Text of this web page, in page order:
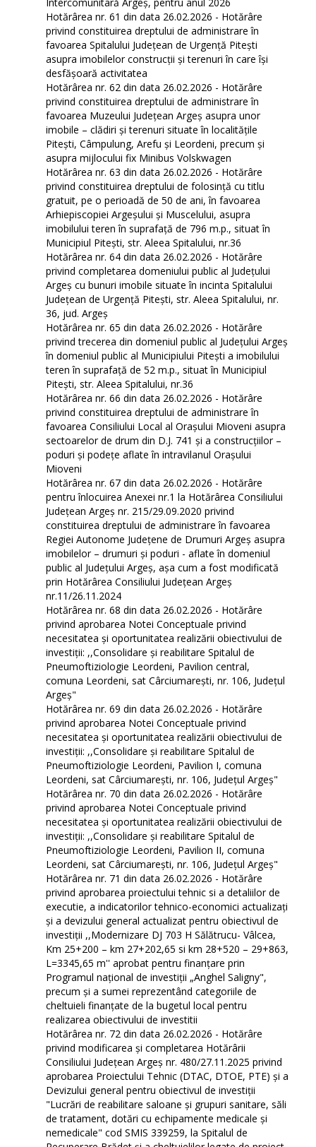
Hotărârea nr. 61 din data 26.02.2026 - Hotărâre
privind constituirea dreptului de administrare în
favoarea Spitalului Județean de Urgență Pitești
asupra imobilelor construcții și terenuri în care își
desfășoară activitatea
Hotărârea nr. 62 din data 26.02.2026 - Hotărâre
privind constituirea dreptului de administrare în
favoarea Muzeului Județean Argeș asupra unor
imobile – clădiri și terenuri situate în localitățile
Pitești, Câmpulung, Arefu și Leordeni, precum și
asupra mijlocului fix Minibus Volskwagen
Hotărârea nr. 63 din data 26.02.2026 - Hotărâre
privind constituirea dreptului de folosință cu titlu
gratuit, pe o perioadă de 50 de ani, în favoarea
Arhiepiscopiei Argeșului și Muscelului, asupra
imobilului teren în suprafață de 796 m.p., situat în
Municipiul Pitești, str. Aleea Spitalului, nr.36
Hotărârea nr. 64 din data 26.02.2026 - Hotărâre
privind completarea domeniului public al Judeţului
Argeş cu bunuri imobile situate în incinta Spitalului
Județean de Urgență Pitești, str. Aleea Spitalului, nr.
36, jud. Argeș
Hotărârea nr. 65 din data 26.02.2026 - Hotărâre
privind trecerea din domeniul public al Judeţului Argeş
în domeniul public al Municipiului Pitești a imobilului
teren în suprafață de 52 m.p., situat în Municipiul
Pitești, str. Aleea Spitalului, nr.36
Hotărârea nr. 66 din data 26.02.2026 - Hotărâre
privind constituirea dreptului de administrare în
favoarea Consiliului Local al Orașului Mioveni asupra
sectoarelor de drum din D.J. 741 și a construcțiilor –
poduri și podețe aflate în intravilanul Orașului
Mioveni
Hotărârea nr. 67 din data 26.02.2026 - Hotărâre
pentru înlocuirea Anexei nr.1 la Hotărârea Consiliului
Județean Argeș nr. 215/29.09.2020 privind
constituirea dreptului de administrare în favoarea
Regiei Autonome Judeţene de Drumuri Argeş asupra
imobilelor – drumuri şi poduri - aflate în domeniul
public al Judeţului Argeş, așa cum a fost modificată
prin Hotărârea Consiliului Județean Argeș
nr.11/26.11.2024
Hotărârea nr. 68 din data 26.02.2026 - Hotărâre
privind aprobarea Notei Conceptuale privind
necesitatea și oportunitatea realizării obiectivului de
investiții: ,,Consolidare și reabilitare Spitalul de
Pneumoftiziologie Leordeni, Pavilion central,
comuna Leordeni, sat Cârciumarești, nr. 106, Județul
Argeș"
Hotărârea nr. 69 din data 26.02.2026 - Hotărâre
privind aprobarea Notei Conceptuale privind
necesitatea și oportunitatea realizării obiectivului de
investiții: ,,Consolidare și reabilitare Spitalul de
Pneumoftiziologie Leordeni, Pavilion I, comuna
Leordeni, sat Cârciumarești, nr. 106, Județul Argeș"
Hotărârea nr. 70 din data 26.02.2026 - Hotărâre
privind aprobarea Notei Conceptuale privind
necesitatea și oportunitatea realizării obiectivului de
investiții: ,,Consolidare și reabilitare Spitalul de
Pneumoftiziologie Leordeni, Pavilion II, comuna
Leordeni, sat Cârciumarești, nr. 106, Județul Argeș"
Hotărârea nr. 71 din data 26.02.2026 - Hotărâre
privind aprobarea proiectului tehnic si a detaliilor de
executie, a indicatorilor tehnico-economici actualizaţi
și a devizului general actualizat pentru obiectivul de
investiții ,,Modernizare DJ 703 H Sălătrucu- Vâlcea,
Km 25+200 – km 27+202,65 si km 28+520 – 29+863,
L=3345,65 m'' aprobat pentru finanțare prin
Programul național de investiții „Anghel Saligny",
precum și a sumei reprezentând categoriile de
cheltuieli finanțate de la bugetul local pentru
realizarea obiectivului de investitii
Hotărârea nr. 72 din data 26.02.2026 - Hotărâre
privind modificarea și completarea Hotărârii
Consiliului Județean Argeș nr. 480/27.11.2025 privind
aprobarea Proiectului Tehnic (DTAC, DTOE, PTE) și a
Devizului general pentru obiectivul de investiții
"Lucrări de reabilitare saloane și grupuri sanitare, săli
de tratament, dotări cu echipamente medicale și
nemedicale" cod SMIS 339259, la Spitalul de